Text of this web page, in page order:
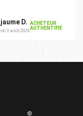
D.
3 août 2026
ACHETEUR
AUTHENTIFIÉ